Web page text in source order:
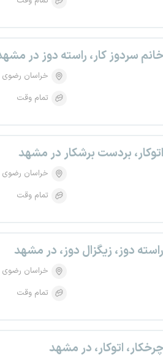
سردوز کار، راسته دوز در
خراسان رضوی
تمام وقت
بردست برشکار در مشهد
خراسان رضوی
تمام وقت
دوز، زیگزال دوز، در مشهد
خراسان رضوی
تمام وقت
اتوکار، در مشهد